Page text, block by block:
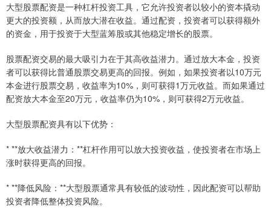
大型股票配资是一种杠杆投资工具，它允许投资者以较小的资本撬动
更大的投资额，从而放大潜在收益。通过配资，投资者可以获得额外
的资金，用于投资于大型蓝筹股或其他稳定增长的股票。
股票配资交易的最大吸引力在于其高收益潜力。通过放大本金，投资
者可以获得比普通股票交易更高的回报。例如，如果投资者以10万元
本金进行股票交易，收益率为10%，则可获得1万元收益。而如果通过
配资放大本金至20万元，收益率仍为10%，则可获得2万元收益。
大型股票配资具有以下优势：
* **放大收益潜力：**杠杆作用可以放大投资收益，使投资者在市场上
涨时获得更高的回报。
* **降低风险：**大型股票通常具有较低的波动性，因此配资可以帮助
投资者降低整体投资风险。